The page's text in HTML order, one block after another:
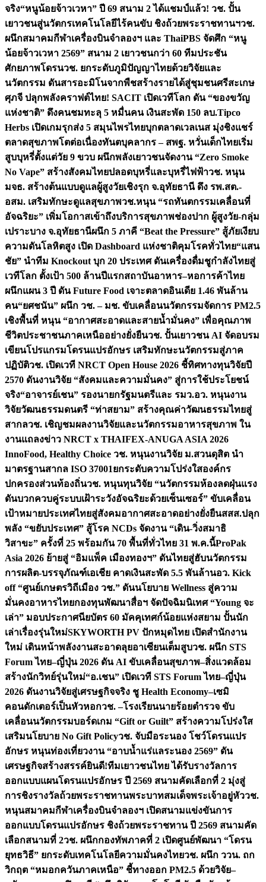
จริง“หนูน้อยจ้าวเวหา” ปี 69 สนาม 2 ได้แชมป์แล้ว! วช. ปั้น
เยาวชนสู่นวัตกรเทคโนโลยีไร้คนขับ ชิงถ้วยพระราชทานฯวช.
ผนึกสมาคมกีฬาเครื่องบินจำลองฯ และ ThaiPBS จัดศึก “หนู
น้อยจ้าวเวหา 2569” สนาม 2 เยาวชนกว่า 60 ทีมประชัน
ศักยภาพโดรนวช. ยกระดับภูมิปัญญาไทยด้วยวิจัยและ
นวัตกรรม ดันสารอะมิโนจากพืชสร้างรายได้สู่ชุมชนศรีสะเกษ
ศุภจี ปลุกพลังคราฟต์ไทย! SACIT เปิดเวทีโลก ดัน “ของขวัญ
แห่งชาติ” ดึงคนชมทะลุ 5 หมื่นคน เงินสะพัด 150 ลบ.Tipco
Herbs เปิดเกมรุกส่ง 5 สมุนไพรไทยบุกตลาดเวลเนส มุ่งชิงแชร์
ตลาดสุขภาพโตต่อเนื่องทันตบุคลากร – สพฐ. หวั่นเด็กไทยเริ่ม
สูบบุหรี่ตั้งแต่วัย 9 ขวบ ผนึกพลังเยาวชนจัดงาน “Zero Smoke
No Vape” สร้างสังคมไทยปลอดบุหรี่และบุหรี่ไฟฟ้าวช. หนุน
มจธ. สร้างต้นแบบดูแลผู้สูงวัยเชิงรุก จ.อุทัยธานี ดึง รพ.สต.-
อสม. เสริมทักษะดูแลสุขภาพวช.หนุน “รถทันตกรรมเคลื่อนที่
อัจฉริยะ” เพิ่มโอกาสเข้าถึงบริการสุขภาพช่องปาก ผู้สูงวัย-กลุ่ม
เปราะบาง จ.อุทัยธานีผนึก 5 ภาคี “Beat the Pressure” สู้ภัยเงียบ
ความดันโลหิตสูง เปิด Dashboard แห่งชาติคุมโรคทั่วไทย“แสน
ชัย” นำทีม Knockout บุก 20 ประเทศ ดันเครื่องดื่มชูกำลังไทยสู่
เวทีโลก ตั้งเป้า 500 ล้านปีแรกสถาบันอาหาร–หอการค้าไทย
ผนึกแผน 3 ปี ดัน Future Food เจาะตลาดอินเดีย 1.46 พันล้าน
คน“ยศชนัน” ผนึก วช. – มช. ขับเคลื่อนนวัตกรรมจัดการ PM2.5
เชิงพื้นที่ หนุน “อากาศสะอาดและสายน้ำมั่นคง” เพื่อคุณภาพ
ชีวิตประชาชนภาคเหนืออย่างยั่งยืนวช. ปั้นเยาวชน AI จัดอบรม
เขียนโปรแกรมโดรนแปรอักษร เสริมทักษะนวัตกรรมสู่ภาค
ปฏิบัติวช. เปิดเวที NRCT Open House 2026 ชี้ทิศทางทุนวิจัยปี
2570 ดันงานวิจัย “สังคมและความมั่นคง” สู่การใช้ประโยชน์
จริง“อาจารย์เชน” รองนายกรัฐมนตรีและ รมว.อว. หนุนงาน
วิจัยวัฒนธรรมดนตรี “ท่าสยาม” สร้างคุณค่าวัฒนธรรมไทยสู่
สากลวช. เชิญชมผลงานวิจัยและนวัตกรรมอาหารสุขภาพ ใน
งานแถลงข่าว NRCT x THAIFEX-ANUGA ASIA 2026
InnoFood, Healthy Choice วช. หนุนงานวิจัย ม.สวนดุสิต นำ
มาตรฐานสากล ISO 37001ยกระดับความโปร่งใสองค์กร
ปกครองส่วนท้องถิ่นวช. หนุนทุนวิจัย “นวัตกรรมห้องลดฝุ่นแรง
ดันบวกควบคู่ระบบเฝ้าระวังอัจฉริยะด้วยเซ็นเซอร์” ขับเคลื่อน
เป้าหมายประเทศไทยสู่สังคมอากาศสะอาดอย่างยั่งยืนสสส.ปลุก
พลัง “ขยับประเทศ” สู้โรค NCDs จัดงาน “เดิน-วิ่งสมาธิ
วิสาขะ” ครั้งที่ 25 พร้อมกัน 70 พื้นที่ทั่วไทย 31 พ.ค.นี้ProPak
Asia 2026 ย้ายสู่ “อิมแพ็ค เมืองทองฯ” ดันไทยสู่ฮับนวัตกรรม
การผลิต-บรรจุภัณฑ์เอเชีย คาดเงินสะพัด 5.5 พันล้านอว. Kick
off “ศูนย์เกษตรวิถีเมือง วช.” ดันนโยบาย Wellness สู่ความ
มั่นคงอาหารไทยกองทุนพัฒนาสื่อฯ จัดปัจฉิมนิเทศ “Young จะ
เล่า” มอบประกาศนียบัตร 60 มัคคุเทศก์น้อยแห่งสยาม ปั้นนัก
เล่าเรื่องรุ่นใหม่SKYWORTH PV ปักหมุดไทย เปิดสำนักงาน
ใหม่ เดินหน้าพลังงานสะอาดลุยอาเซียนเต็มสูบวช. ผนึก STS
Forum ไทย–ญี่ปุ่น 2026 ดัน AI ขับเคลื่อนสุขภาพ–สิ่งแวดล้อม
สร้างนักวิทย์รุ่นใหม่“อ.เชน” เปิดเวที STS Forum ไทย–ญี่ปุ่น
2026 ดันงานวิจัยสู่เศรษฐกิจจริง ชู Health Economy–เซมิ
คอนดักเตอร์เป็นหัวหอกวช. –โรงเรียนนายร้อยตำรวจ ขับ
เคลื่อนนวัตกรรมบอร์ดเกม “Gift or Guilt” สร้างความโปร่งใส
เสริมนโยบาย No Gift Policyวช. จับมือระนอง โชว์โดรนแปร
อักษร หนุนท่องเที่ยวงาน “อาบน้ำแร่แลระนอง 2569” ดัน
เศรษฐกิจสร้างสรรค์ยินดี!ทีมเยาวชนไทย ได้รับรางวัลการ
ออกแบบแผนโดรนแปรอักษร ปี 2569 สนามคัดเลือกที่ 2 มุ่งสู่
การชิงรางวัลถ้วยพระราชทานพระบาทสมเด็จพระเจ้าอยู่หัววช.
หนุนสมาคมกีฬาเครื่องบินจำลองฯ เปิดสนามแข่งขันการ
ออกแบบโดรนแปรอักษร ชิงถ้วยพระราชทาน ปี 2569 สนามคัด
เลือกสนามที่ 2วช. ผนึกกองทัพภาคที่ 2 เปิดศูนย์พัฒนา “โดรน
ยุทธวิธี” ยกระดับเทคโนโลยีความมั่นคงไทยวช. ผนึก ววน. ถก
วิกฤต “หมอกควันภาคเหนือ” ชี้ทางออก PM2.5 ด้วยวิจัย–